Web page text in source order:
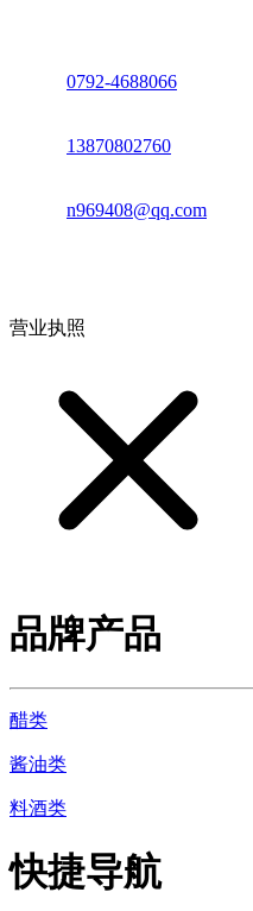
0792-4688066
13870802760
n969408@qq.com
营业执照
品牌产品
醋类
酱油类
料酒类
快捷导航